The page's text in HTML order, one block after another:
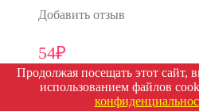
Добавить отзыв
54₽
Продолжая посещать этот сайт,
использованием файлов